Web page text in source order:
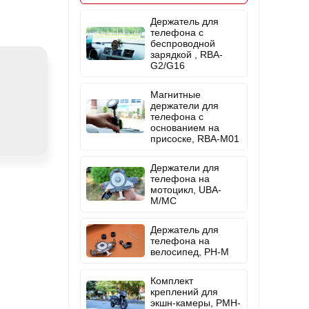
Держатель для
телефона с
беспроводной
зарядкой , RBA-
G2/G16
Магнитные
держатели для
телефона с
основанием на
присоске, RBA-M01
Держатели для
телефона на
мотоцикл, UBA-
M/MC
Держатель для
телефона на
велосипед, PH-M
Комплект
креплений для
экшн-камеры, PMH-